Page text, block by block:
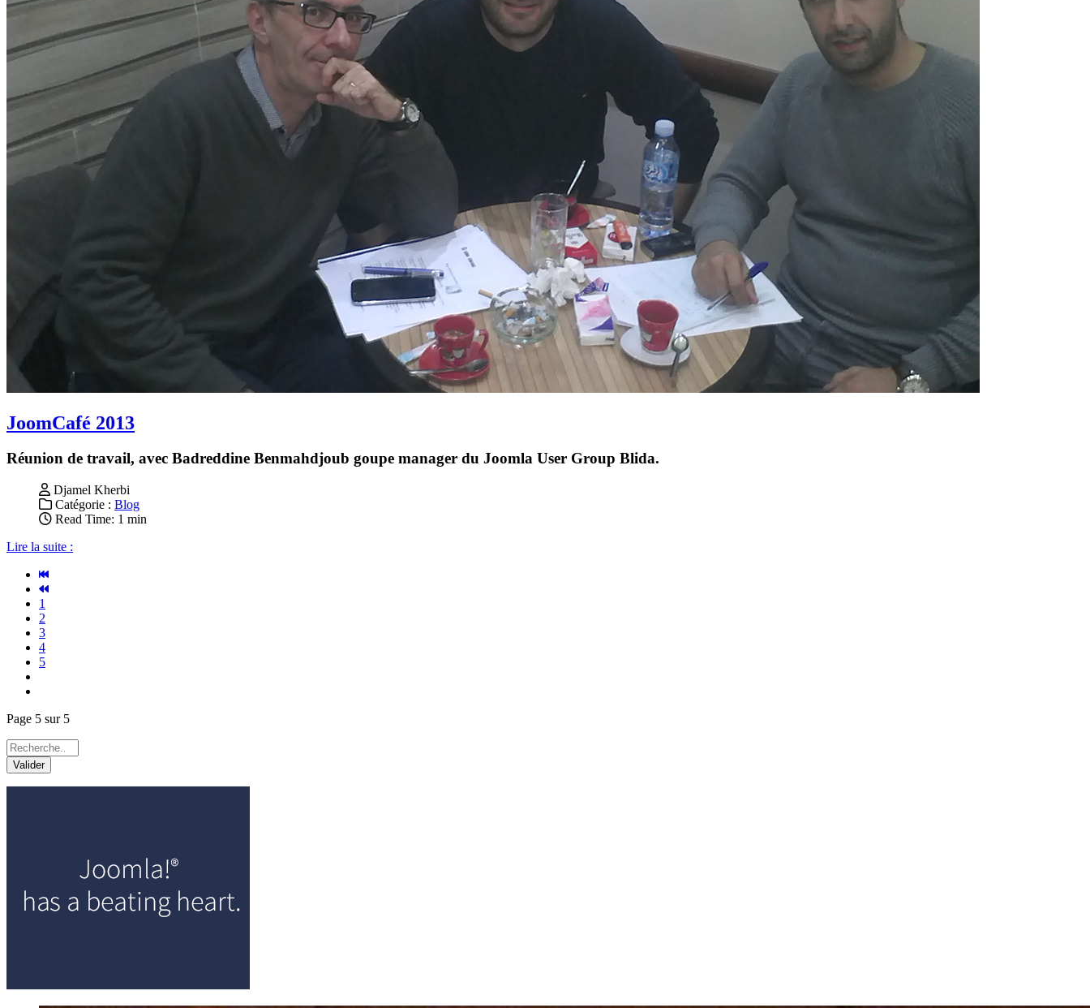
JoomCafé 2013
Réunion de travail, avec Badreddine Benmahdjoub goupe manager du Joomla User Group Blida.
Djamel Kherbi
Catégorie : Blog
Read Time: 1 min
Lire la suite :
1
2
3
4
5
Page 5 sur 5
Valider